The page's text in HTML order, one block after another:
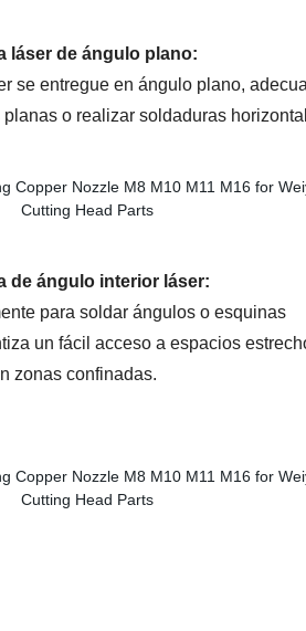
láser de ángulo plano:
se entregue en ángulo plano,
o realizar soldaduras
de ángulo interior láser:
para soldar ángulos o esquinas
un fácil acceso a espacios
zonas confinadas.